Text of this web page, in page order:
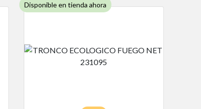
Disponible en tienda ahora